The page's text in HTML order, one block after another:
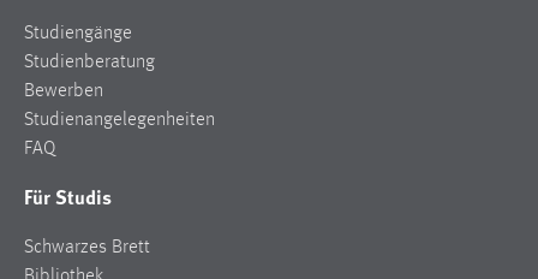
Studiengänge
Studienberatung
Bewerben
Studienangelegenheiten
FAQ
Für Studis
Schwarzes Brett